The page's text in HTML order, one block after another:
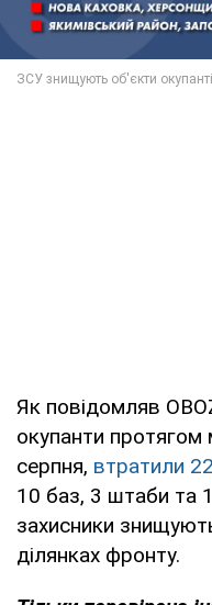
Як повідомляв
окупанти
серпня, втратили
10 баз, 3 штаби та
захисники
ділянках фронту.